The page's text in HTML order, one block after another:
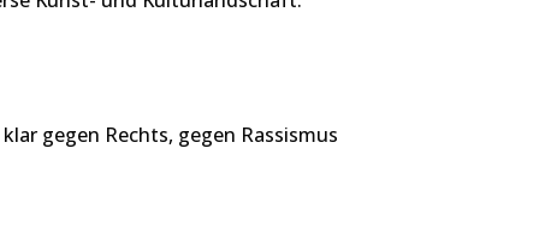
gegen Rechts, gegen Rassismus